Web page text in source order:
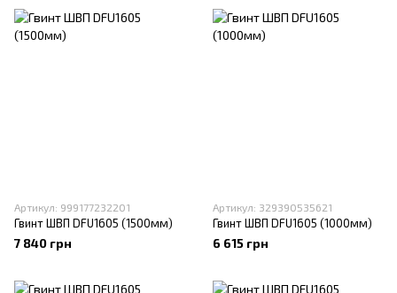
Артикул: 999177232201
Гвинт ШВП DFU1605 (1500мм)
7 840 грн
Артикул: 329390535621
Гвинт ШВП DFU1605 (1000мм)
6 615 грн